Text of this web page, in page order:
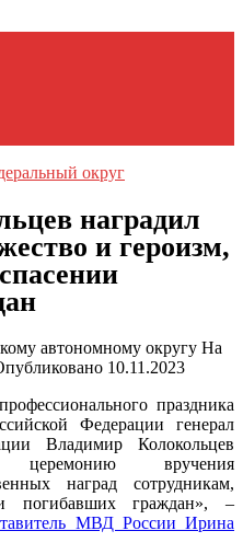
округ
наградил
и героизм,
автономному округу На
10.11.2023
праздника
Федерации генерал
Владимир Колокольцев
церемонию вручения
наград сотрудникам,
погибавших граждан», –
МВД России Ирина